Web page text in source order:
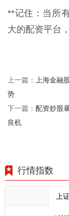
**记住：当所
大的配资平台
上一篇： 上海金融
势
下一篇： 配资炒股
良机
行情指数
上